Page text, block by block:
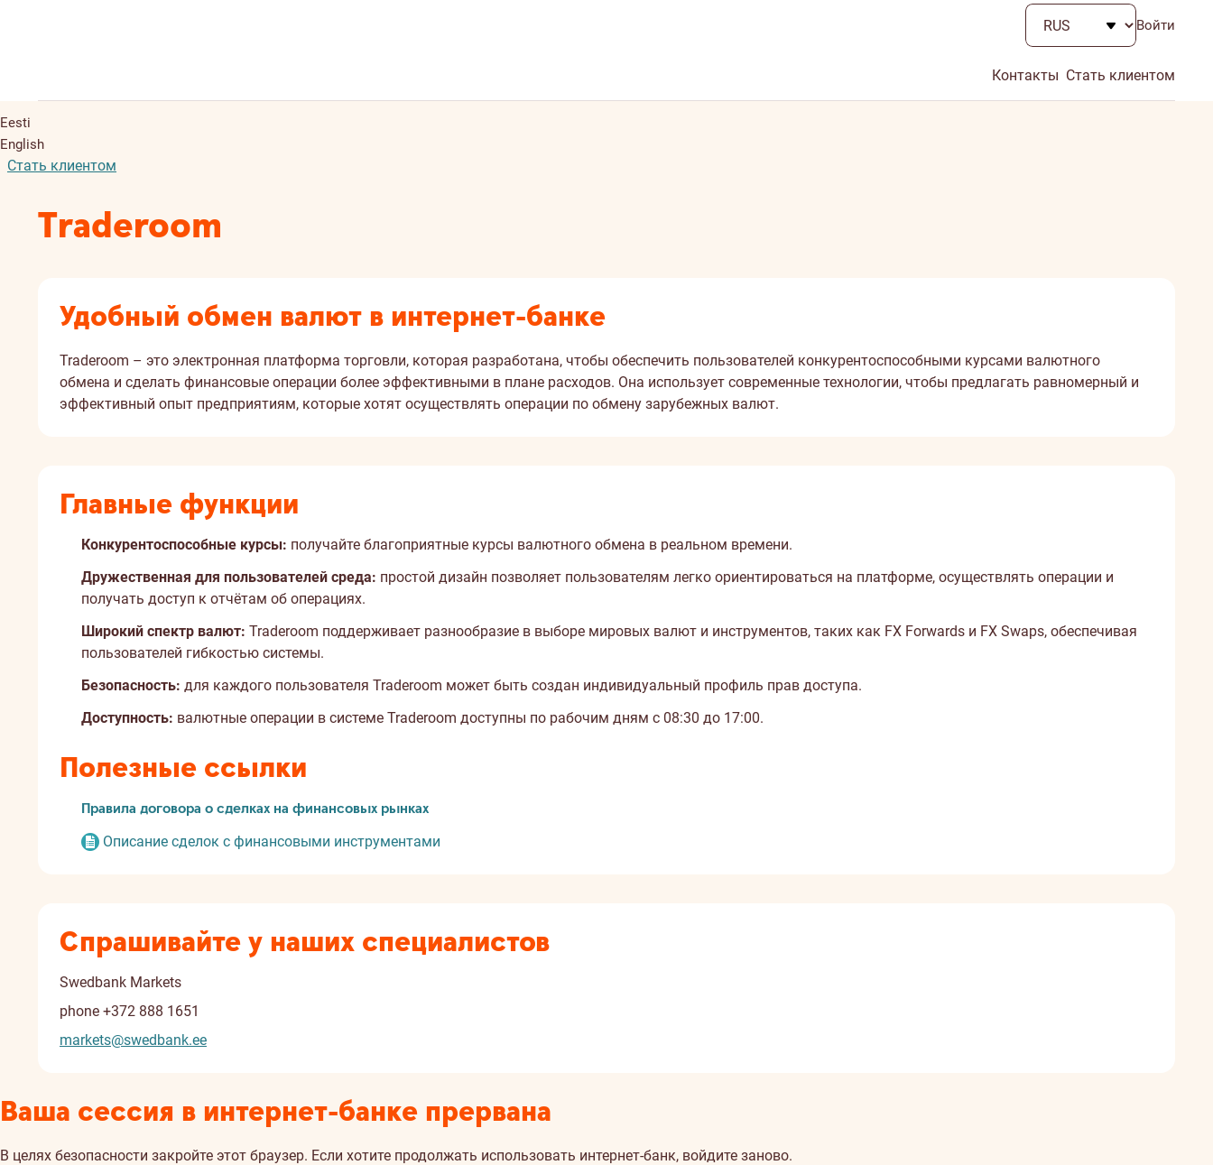
Войти
Контакты Стать клиентом
Eesti
English
Стать клиентом
Traderoom
Удобный обмен валют в интернет-банке
Traderoom – это электронная платформа торговли, которая разработана, чтобы обеспечить пользователей конкурентоспособными курсами валютного
обмена и сделать финансовые операции более эффективными в плане расходов. Она использует современные технологии, чтобы предлагать равномерный и
эффективный опыт предприятиям, которые хотят осуществлять операции по обмену зарубежных валют.
Главные функции
Конкурентоспособные курсы: получайте благоприятные курсы валютного обмена в реальном времени.
Дружественная для пользователей среда: простой дизайн позволяет пользователям легко ориентироваться на платформе, осуществлять операции и
получать доступ к отчётам об операциях.
Широкий спектр валют: Traderoom поддерживает разнообразие в выборе мировых валют и инструментов, таких как FX Forwards и FX Swaps, обеспечивая
пользователей гибкостью системы.
Безопасность: для каждого пользователя Traderoom может быть создан индивидуальный профиль прав доступа.
Доступность: валютные операции в системе Traderoom доступны по рабочим дням с 08:30 до 17:00.
Полезные ссылки
Правила договора о сделках на финансовых рынках
Описание сделок с финансовыми инструментами
Спрашивайте у наших специалистов
Swedbank Markets
phone +372 888 1651
markets@swedbank.ee
Ваша сессия в интернет-банке прервана
В целях безопасности закройте этот браузер. Если хотите продолжать использовать интернет-банк, войдите заново.